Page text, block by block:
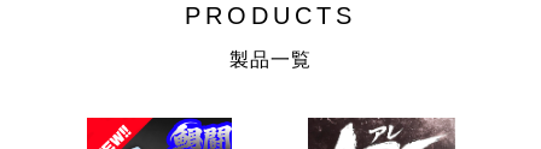
PRODUCTS
製品一覧